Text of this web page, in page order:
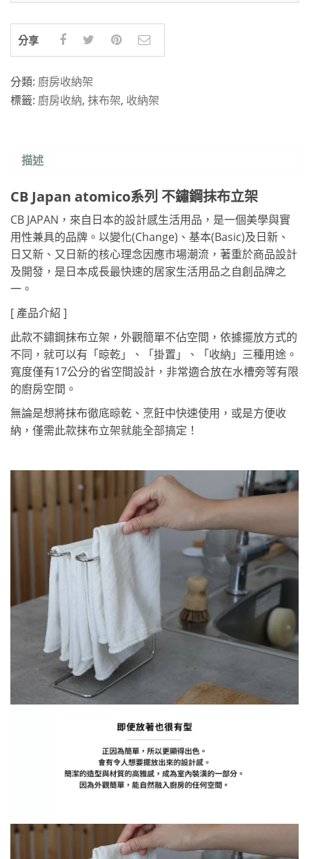
分享
分類: 廚房收納架
標籤: 廚房收納, 抹布架, 收納架
描述
CB Japan atomico系列 不鏽鋼抹布立架
CB JAPAN，來自日本的設計感生活用品，是一個美學與實
用性兼具的品牌。以變化(Change)、基本(Basic)及日新、
日又新、又日新的核心理念因應市場潮流，著重於商品設計
及開發，是日本成長最快速的居家生活用品之自創品牌之
一。
[ 產品介紹 ]
此款不鏽鋼抹布立架，外觀簡單不佔空間，依據擺放方式的
不同， 就可以有「晾乾」、「掛置」、「收納」三種用途。
寬度僅有17公分的省空間設計，非常適合放在水槽旁等有限
的廚房空間。
無論是想將抹布徹底晾乾、烹飪中快速使用，或是方便收
納，僅需此款抹布立架就能全部搞定！